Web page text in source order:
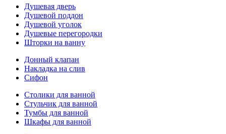
Душевая дверь
Душевой поддон
Душевой уголок
Душевые перегородки
Шторки на ванну
Донный клапан
Накладка на слив
Сифон
Столики для ванной
Стульчик для ванной
Тумбы для ванной
Шкафы для ванной